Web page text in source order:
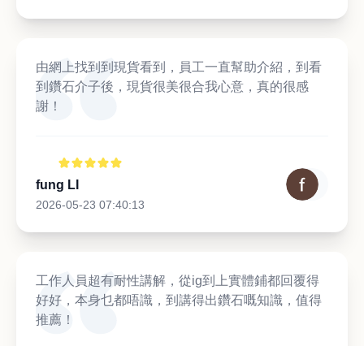
由網上找到到現貨看到，員工一直幫助介紹，到看
到鑽石介子後，現貨很美很合我心意，真的很感
謝！
fung LI
2026-05-23 07:40:13
工作人員超有耐性講解，從ig到上實體鋪都回覆得
好好，本身乜都唔識，到講得出鑽石嘅知識，值得
推薦！